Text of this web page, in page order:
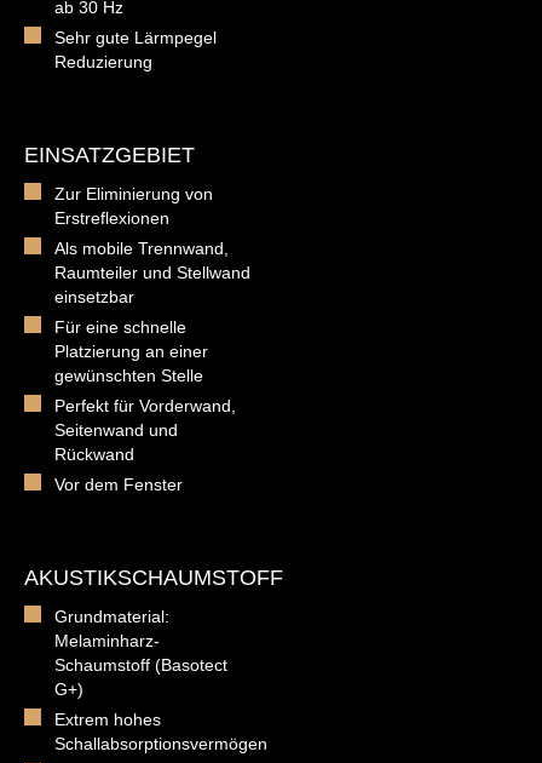
ab 30 Hz
Sehr gute Lärmpegel
Reduzierung
EINSATZGEBIET
Zur Eliminierung von
Erstreflexionen
Als mobile Trennwand,
Raumteiler und Stellwand
einsetzbar
Für eine schnelle
Platzierung an einer
gewünschten Stelle
Perfekt für Vorderwand,
Seitenwand und
Rückwand
Vor dem Fenster
AKUSTIKSCHAUMSTOFF
Grundmaterial:
Melaminharz-
Schaumstoff (Basotect
G+)
Extrem hohes
Schallabsorptionsvermögen